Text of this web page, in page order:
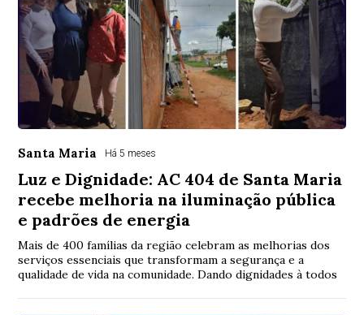
Santa Maria Há 5 meses
Luz e Dignidade: AC 404 de Santa Maria
recebe melhoria na iluminação pública
e padrões de energia
Mais de 400 famílias da região celebram as melhorias dos
serviços essenciais que transformam a segurança e a
qualidade de vida na comunidade. Dando dignidades à todos